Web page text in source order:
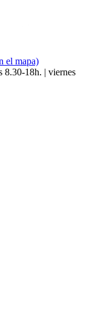
el mapa)
8.30-18h. | viernes